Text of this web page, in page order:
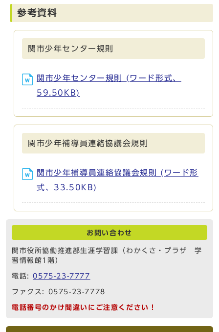
参考資料
関市少年センター規則
関市少年センター規則 (ワード形式、
59.50KB)
関市少年補導員連絡協議会規則
関市少年補導員連絡協議会規則 (ワード形
式、33.50KB)
お問い合わせ
関市役所協働推進部生涯学習課（わかくさ・プラザ 学
習情報館1階）
電話:0575-23-7777
ファクス: 0575-23-7778
電話番号のかけ間違いにご注意ください！